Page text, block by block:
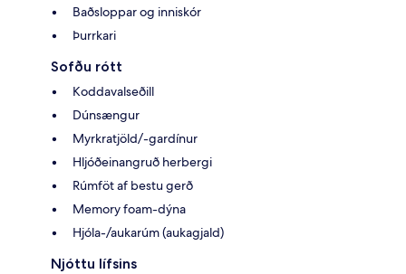
Baðsloppar og inniskór
Þurrkari
Sofðu rótt
Koddavalseðill
Dúnsængur
Myrkratjöld/-gardínur
Hljóðeinangruð herbergi
Rúmföt af bestu gerð
Memory foam-dýna
Hjóla-/aukarúm (aukagjald)
Njóttu lífsins